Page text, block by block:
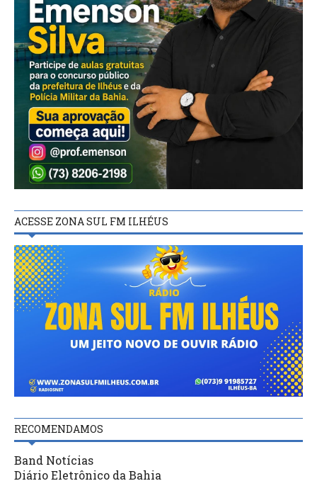
ACESSE ZONA SUL FM ILHÉUS
RECOMENDAMOS
Band Notícias
Diário Eletrônico da Bahia